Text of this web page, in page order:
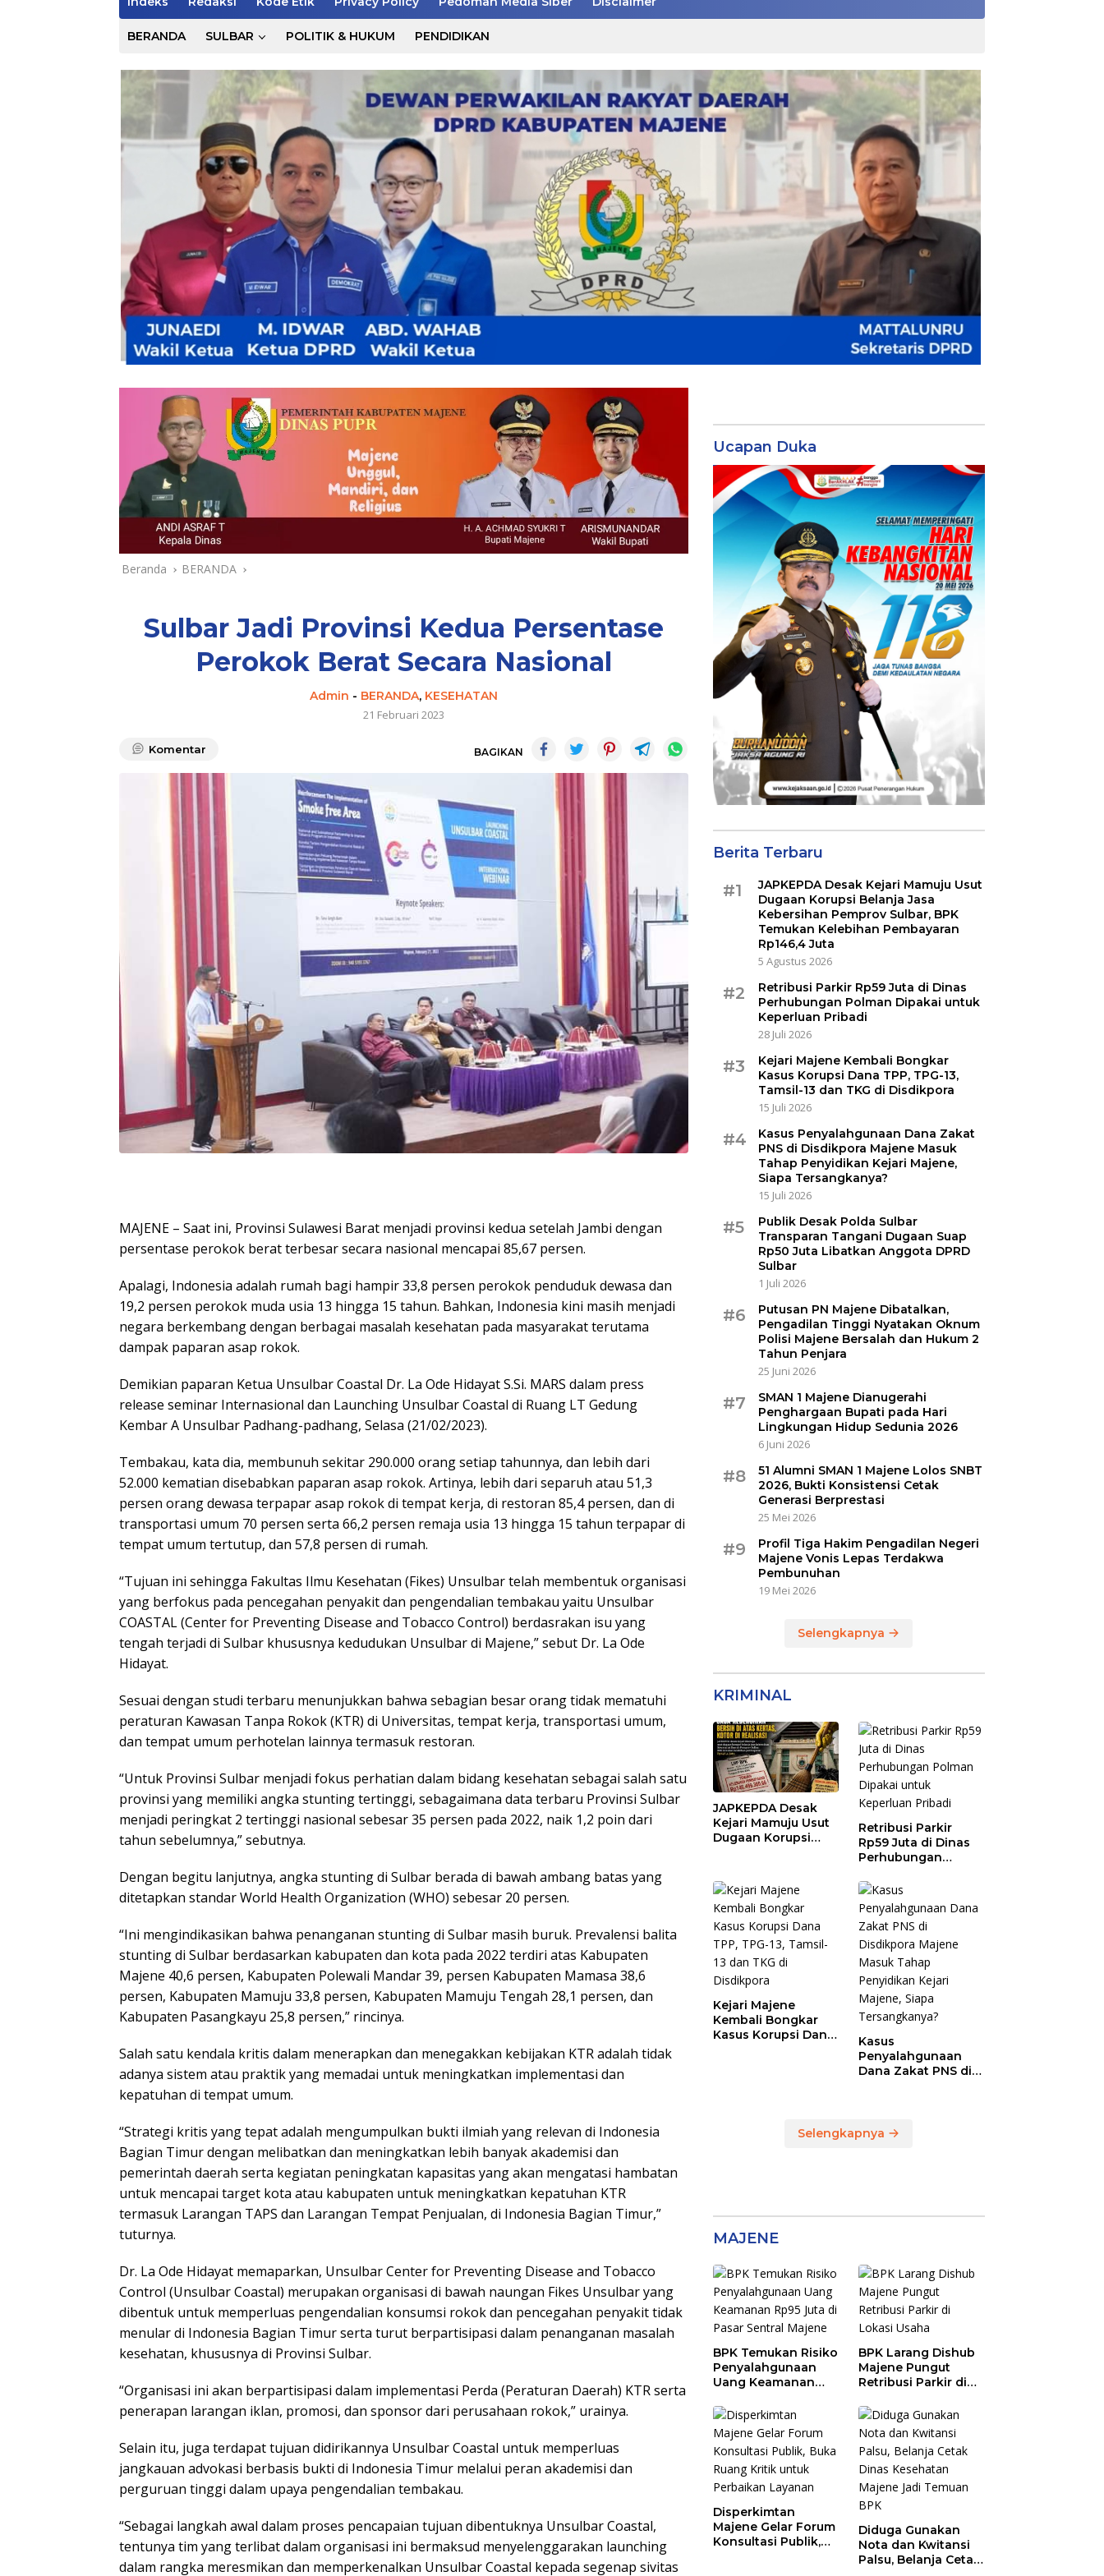
BERANDA SULBAR POLITIK & HUKUM PENDIDIKAN
Beranda BERANDA
Sulbar Jadi Provinsi Kedua Persentase
Perokok Berat Secara Nasional
Admin - BERANDA, KESEHATAN
21 Februari 2023
Komentar BAGIKAN
MAJENE – Saat ini, Provinsi Sulawesi Barat menjadi provinsi kedua setelah Jambi dengan
persentase perokok berat terbesar secara nasional mencapai 85,67 persen.
Apalagi, Indonesia adalah rumah bagi hampir 33,8 persen perokok penduduk dewasa dan
19,2 persen perokok muda usia 13 hingga 15 tahun. Bahkan, Indonesia kini masih menjadi
negara berkembang dengan berbagai masalah kesehatan pada masyarakat terutama
dampak paparan asap rokok.
Demikian paparan Ketua Unsulbar Coastal Dr. La Ode Hidayat S.Si. MARS dalam press
release seminar Internasional dan Launching Unsulbar Coastal di Ruang LT Gedung
Kembar A Unsulbar Padhang-padhang, Selasa (21/02/2023).
Tembakau, kata dia, membunuh sekitar 290.000 orang setiap tahunnya, dan lebih dari
52.000 kematian disebabkan paparan asap rokok. Artinya, lebih dari separuh atau 51,3
persen orang dewasa terpapar asap rokok di tempat kerja, di restoran 85,4 persen, dan di
transportasi umum 70 persen serta 66,2 persen remaja usia 13 hingga 15 tahun terpapar di
tempat umum tertutup, dan 57,8 persen di rumah.
“Tujuan ini sehingga Fakultas Ilmu Kesehatan (Fikes) Unsulbar telah membentuk organisasi
yang berfokus pada pencegahan penyakit dan pengendalian tembakau yaitu Unsulbar
COASTAL (Center for Preventing Disease and Tobacco Control) berdasrakan isu yang
tengah terjadi di Sulbar khususnya kedudukan Unsulbar di Majene,” sebut Dr. La Ode
Hidayat.
Sesuai dengan studi terbaru menunjukkan bahwa sebagian besar orang tidak mematuhi
peraturan Kawasan Tanpa Rokok (KTR) di Universitas, tempat kerja, transportasi umum,
dan tempat umum perhotelan lainnya termasuk restoran.
“Untuk Provinsi Sulbar menjadi fokus perhatian dalam bidang kesehatan sebagai salah satu
provinsi yang memiliki angka stunting tertinggi, sebagaimana data terbaru Provinsi Sulbar
menjadi peringkat 2 tertinggi nasional sebesar 35 persen pada 2022, naik 1,2 poin dari
tahun sebelumnya,” sebutnya.
Dengan begitu lanjutnya, angka stunting di Sulbar berada di bawah ambang batas yang
ditetapkan standar World Health Organization (WHO) sebesar 20 persen.
“Ini mengindikasikan bahwa penanganan stunting di Sulbar masih buruk. Prevalensi balita
stunting di Sulbar berdasarkan kabupaten dan kota pada 2022 terdiri atas Kabupaten
Majene 40,6 persen, Kabupaten Polewali Mandar 39, persen Kabupaten Mamasa 38,6
persen, Kabupaten Mamuju 33,8 persen, Kabupaten Mamuju Tengah 28,1 persen, dan
Kabupaten Pasangkayu 25,8 persen,” rincinya.
Salah satu kendala kritis dalam menerapkan dan menegakkan kebijakan KTR adalah tidak
adanya sistem atau praktik yang memadai untuk meningkatkan implementasi dan
kepatuhan di tempat umum.
“Strategi kritis yang tepat adalah mengumpulkan bukti ilmiah yang relevan di Indonesia
Bagian Timur dengan melibatkan dan meningkatkan lebih banyak akademisi dan
pemerintah daerah serta kegiatan peningkatan kapasitas yang akan mengatasi hambatan
untuk mencapai target kota atau kabupaten untuk meningkatkan kepatuhan KTR
termasuk Larangan TAPS dan Larangan Tempat Penjualan, di Indonesia Bagian Timur,”
tuturnya.
Dr. La Ode Hidayat memaparkan, Unsulbar Center for Preventing Disease and Tobacco
Control (Unsulbar Coastal) merupakan organisasi di bawah naungan Fikes Unsulbar yang
dibentuk untuk memperluas pengendalian konsumsi rokok dan pencegahan penyakit tidak
menular di Indonesia Bagian Timur serta turut berpartisipasi dalam penanganan masalah
kesehatan, khususnya di Provinsi Sulbar.
“Organisasi ini akan berpartisipasi dalam implementasi Perda (Peraturan Daerah) KTR serta
penerapan larangan iklan, promosi, dan sponsor dari perusahaan rokok,” urainya.
Selain itu, juga terdapat tujuan didirikannya Unsulbar Coastal untuk memperluas
jangkauan advokasi berbasis bukti di Indonesia Timur melalui peran akademisi dan
perguruan tinggi dalam upaya pengendalian tembakau.
“Sebagai langkah awal dalam proses pencapaian tujuan dibentuknya Unsulbar Coastal,
tentunya tim yang terlibat dalam organisasi ini bermaksud menyelenggarakan launching
dalam rangka meresmikan dan memperkenalkan Unsulbar Coastal kepada segenap sivitas
Ucapan Duka
Berita Terbaru
#1
JAPKEPDA Desak Kejari Mamuju Usut
Dugaan Korupsi Belanja Jasa
Kebersihan Pemprov Sulbar, BPK
Temukan Kelebihan Pembayaran
Rp146,4 Juta
5 Agustus 2026
#2
Retribusi Parkir Rp59 Juta di Dinas
Perhubungan Polman Dipakai untuk
Keperluan Pribadi
28 Juli 2026
#3
Kejari Majene Kembali Bongkar
Kasus Korupsi Dana TPP, TPG-13,
Tamsil-13 dan TKG di Disdikpora
15 Juli 2026
#4
Kasus Penyalahgunaan Dana Zakat
PNS di Disdikpora Majene Masuk
Tahap Penyidikan Kejari Majene,
Siapa Tersangkanya?
15 Juli 2026
#5
Publik Desak Polda Sulbar
Transparan Tangani Dugaan Suap
Rp50 Juta Libatkan Anggota DPRD
Sulbar
1 Juli 2026
#6
Putusan PN Majene Dibatalkan,
Pengadilan Tinggi Nyatakan Oknum
Polisi Majene Bersalah dan Hukum 2
Tahun Penjara
25 Juni 2026
#7
SMAN 1 Majene Dianugerahi
Penghargaan Bupati pada Hari
Lingkungan Hidup Sedunia 2026
6 Juni 2026
#8
51 Alumni SMAN 1 Majene Lolos SNBT
2026, Bukti Konsistensi Cetak
Generasi Berprestasi
25 Mei 2026
#9
Profil Tiga Hakim Pengadilan Negeri
Majene Vonis Lepas Terdakwa
Pembunuhan
19 Mei 2026
Selengkapnya
KRIMINAL
JAPKEPDA Desak
Kejari Mamuju Usut
Dugaan Korupsi
Pemprov Sulbar,
BPK Temukan
Kelebihan
Pembayaran
Rp146,4 Juta
Retribusi Parkir
Rp59 Juta di Dinas
Perhubungan
untuk Keperluan
Pribadi
Kejari Majene
Kembali Bongkar
Kasus Korupsi Dana
Kasus
Penyalahgunaan
Dana Zakat PNS di
Majene, Siapa
Selengkapnya
MAJENE
BPK Temukan Risiko
Penyalahgunaan
Uang Keamanan
Sentral Majene
BPK Larang Dishub
Majene Pungut
Retribusi Parkir di
Disperkimtan
Majene Gelar Forum
Konsultasi Publik,
Diduga Gunakan
Nota dan Kwitansi
Palsu, Belanja Cetak